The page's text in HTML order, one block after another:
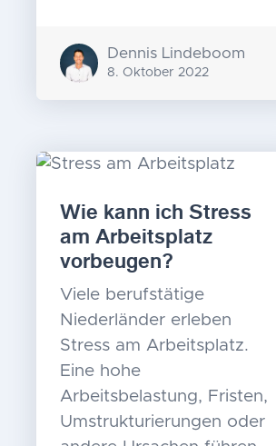
Dennis Lindeboom
8. Oktober 2022
Wie kann ich Stress
am Arbeitsplatz
vorbeugen?
Viele berufstätige
Niederländer erleben
Stress am Arbeitsplatz.
Eine hohe
Arbeitsbelastung, Fristen,
Umstrukturierungen oder